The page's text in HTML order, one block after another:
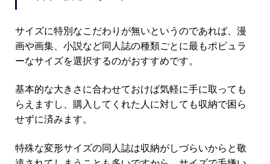
サイズに特別なこだわりが無いというのであれば、漫
画や画集、小説など同人誌の種類ごとに最もポピュラ
ーなサイズを選択するのがおすすめです。
基本的な大きさに合わせておけば気軽に手に取っても
らえますし、購入してくれた人に対しても収納で困ら
せずに済みます。
特殊な変形サイズの同人誌は収納がしづらいからと敬